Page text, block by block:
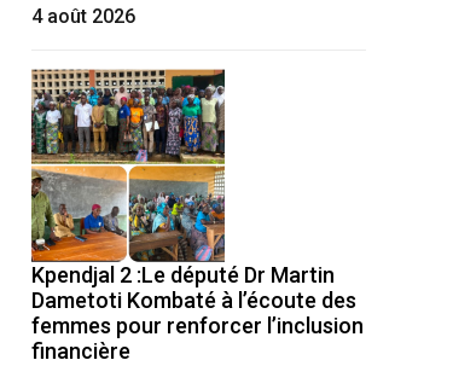
4 août 2026
Kpendjal 2 :Le député Dr Martin
Dametoti Kombaté à l’écoute des
femmes pour renforcer l’inclusion
financière